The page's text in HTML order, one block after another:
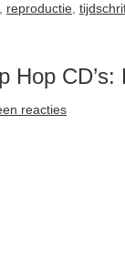
reproductie
Hop
reacties